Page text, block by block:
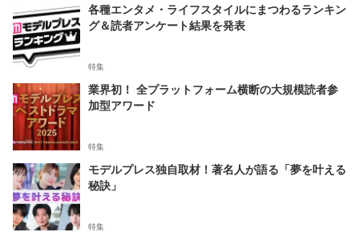
各種エンタメ・ライフスタイルにまつわるランキン
グ＆読者アンケート結果を発表
特集
業界初！ 全プラットフォーム横断の大規模読者参
加型アワード
特集
モデルプレス独自取材！著名人が語る「夢を叶える
秘訣」
特集